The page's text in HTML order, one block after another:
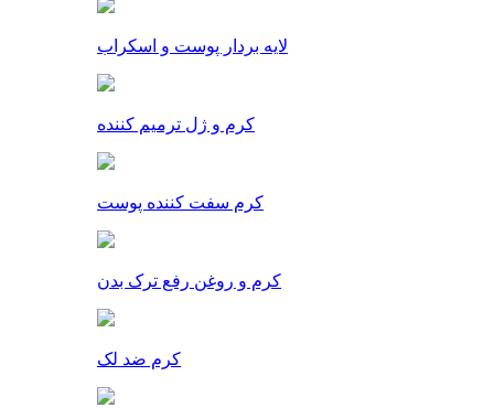
لایه بردار پوست و اسکراب
کرم و ژل ترمیم کننده
کرم سفت کننده پوست
کرم و روغن رفع ترک بدن
کرم ضد لک